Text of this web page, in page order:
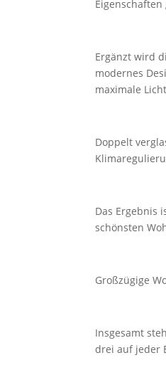
Ergänzt wird
modernes
maximale
Doppelt
Das Ergebnis
schönsten
Großzügige
Insgesamt
drei auf jeder